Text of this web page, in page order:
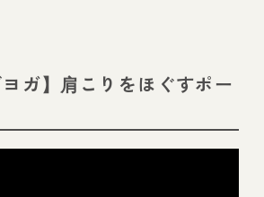
ヨガ】肩こりをほぐすポー